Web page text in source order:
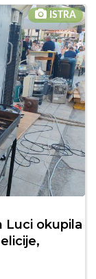
ISTRA
Luci okupila